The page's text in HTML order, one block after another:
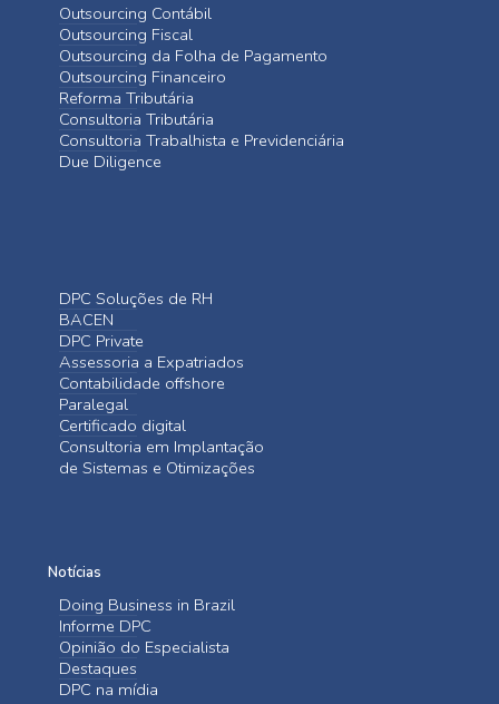
Outsourcing Contábil
Outsourcing Fiscal
Outsourcing da Folha de Pagamento
Outsourcing Financeiro
Reforma Tributária
Consultoria Tributária
Consultoria Trabalhista e Previdenciária
Due Diligence
DPC Soluções de RH
BACEN
DPC Private
Assessoria a Expatriados
Contabilidade offshore
Paralegal
Certificado digital
Consultoria em Implantação
de Sistemas e Otimizações
Notícias
Doing Business in Brazil
Informe DPC
Opinião do Especialista
Destaques
DPC na mídia